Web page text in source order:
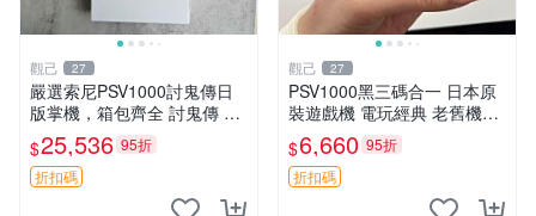
觀己 27
嚴選索尼PSV1000討鬼傳日
版掌機，箱包齊全 討鬼傳 PS
V1000 索尼掌機 PSV1000 討
鬼傳 日版 討鬼傳 限定版 PSV
1000
$25,536 95折
折扣碼
觀己 27
PSV1000黑三碼合一 日本原
裝遊戲機 電玩經典 老舊機臺
游戲收藏 限量版 PSV1000 三
碼合一 測試中
$6,660 95折
折扣碼